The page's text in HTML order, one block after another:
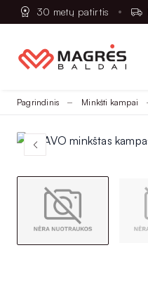
30 metų patirtis
Pagrindinis Minkšti kampai